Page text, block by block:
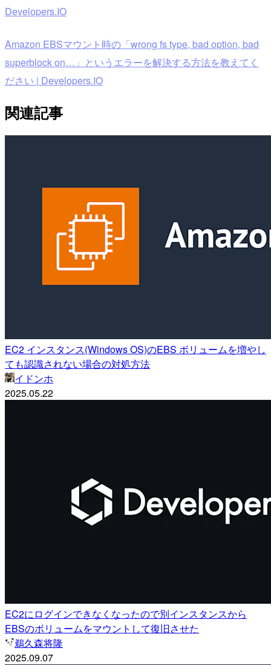
Developers.IO
Amazon EBSマウント時の「wrong fs type, bad option, bad
superblock on…」というエラーを解決する方法を教えてく
ださい | Developers.IO
関連記事
EC2 インスタンス(Windows OS)のEBS ボリュームを増やし
ても認識されない場合の対処方法
イドンホ
2025.05.22
EC2にログインできなくなったので別インスタンスから
EBSのボリュームをマウントして復旧させた
鵜久森将隆
2025.09.07